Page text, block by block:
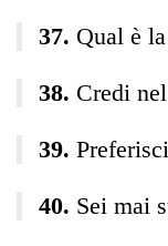
Qual è
Credi
Sei mai